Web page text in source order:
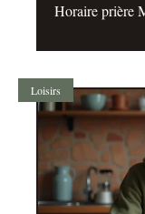
Horaire prière
Loisirs